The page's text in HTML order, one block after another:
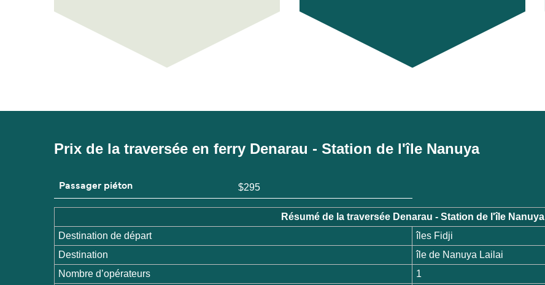
Prix de la traversée en ferry Denarau - Station de l'île Nanuya
Passager piéton $295
Résumé de la traversée Denarau - Station de l'île Nanuya
Destination de départ
îles Fidji
Destination
île de Nanuya Lailai
Nombre d’opérateurs
1